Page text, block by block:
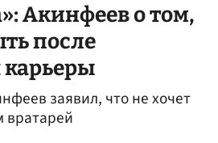
Акинфеев о том,
после
заявил, что не хочет
вратарей